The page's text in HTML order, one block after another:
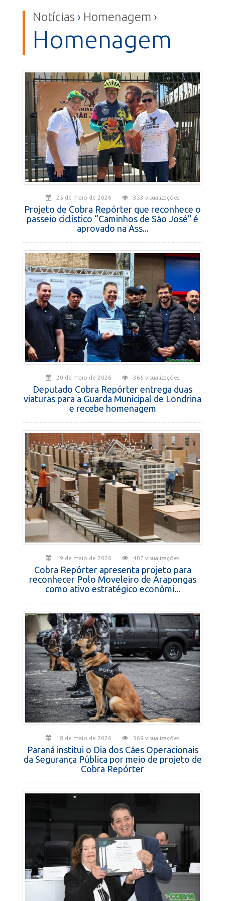
Notícias › Homenagem ›
Homenagem
25 de maio de 2026 353 visualizações
Projeto de Cobra Repórter que reconhece o
passeio ciclístico “Caminhos de São José” é
aprovado na Ass...
20 de maio de 2026 366 visualizações
Deputado Cobra Repórter entrega duas
viaturas para a Guarda Municipal de Londrina
e recebe homenagem
19 de maio de 2026 407 visualizações
Cobra Repórter apresenta projeto para
reconhecer Polo Moveleiro de Arapongas
como ativo estratégico econômi...
18 de maio de 2026 369 visualizações
Paraná institui o Dia dos Cães Operacionais
da Segurança Pública por meio de projeto de
Cobra Repórter